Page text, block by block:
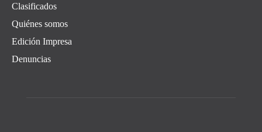
Clasificados
Quiénes somos
Edición Impresa
Denuncias